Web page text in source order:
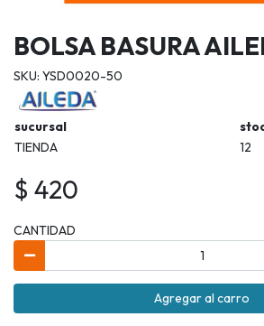
BOLSA BASURA
SKU: YSD0020-50
sucursal
TIENDA
12
$ 420
CANTIDAD
Agregar al carro